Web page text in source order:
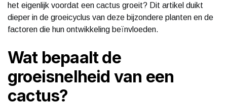
het eigenlijk voordat een cactus groeit? Dit artikel duikt
dieper in de groeicyclus van deze bijzondere planten en de
factoren die hun ontwikkeling beïnvloeden.
Wat bepaalt de
groeisnelheid van een
cactus?